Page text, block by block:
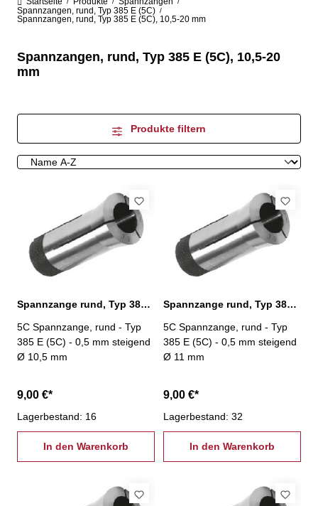
Spannzangen, rund, Typ 385 E (5C) /
Spannzangen, rund, Typ 385 E (5C), 10,5-20 mm
Spannzangen, rund, Typ 385 E (5C), 10,5-20
mm
Produkte filtern
Spannzange rund, Typ 385 E (5C) Ø 10,5 mm
5C Spannzange, rund - Typ
385 E (5C) - 0,5 mm steigend
Ø 10,5 mm
9,00 €*
Lagerbestand: 16
In den Warenkorb
Spannzange rund, Typ 385 E (5C) Ø 11,0 mm
5C Spannzange, rund - Typ
385 E (5C) - 0,5 mm steigend
Ø 11 mm
9,00 €*
Lagerbestand: 32
In den Warenkorb